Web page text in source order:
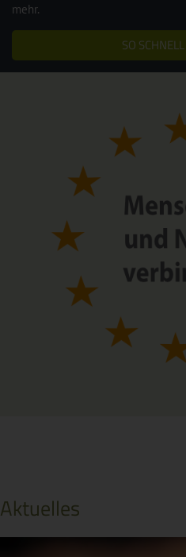
mehr.
SO
Aktuelles